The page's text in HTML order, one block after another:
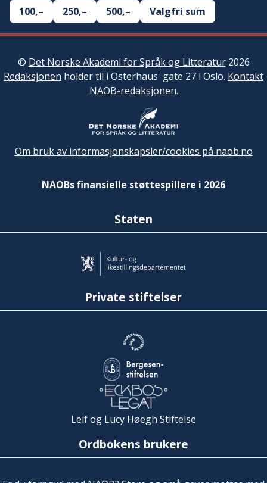
100,–
250,– 500,– Valgfri sum
© Det Norske Akademi for Språk og Litteratur2026
Redaksjonen holder til i Osterhaus' gate 27 i Oslo. Kontakt
NAOB-redaksjonen.
Om bruk av informasjonskapsler/cookies på naob.no
NAOBs finansielle støttespillere i 2026
Staten
Private stiftelser
Leif og Lucy Høegh Stiftelse
Ordbokens brukere